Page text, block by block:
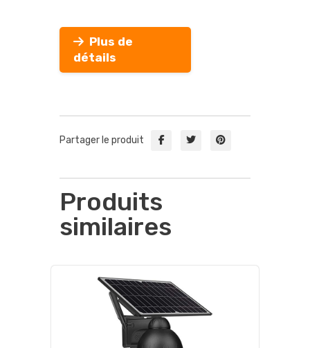
Plus de
détails
Partager le produit
Produits
similaires